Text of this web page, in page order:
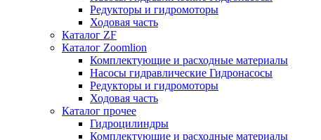
Редукторы и гидромоторы
Ходовая часть
Каталог ZF
Каталог Zoomlion
Комплектующие и расходные материалы
Насосы гидравлические Гидронасосы
Редукторы и гидромоторы
Ходовая часть
Каталог прочее
Гидроцилиндры
Комплектующие и расходные материалы